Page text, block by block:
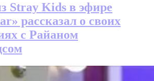
Stray Kids в эфире
рассказал о своих
с Райаном